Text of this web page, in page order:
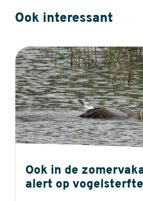
Ook interessant
Ook in de
alert op vogelsterfte